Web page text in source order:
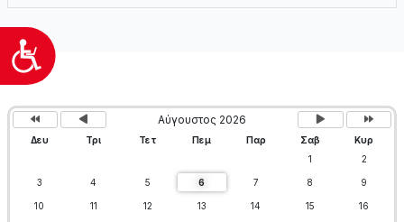
Προσιτότητα
έτος
μήνας
έτος
μήνας
Αύγουστος 2026
Δευ Τρι Τετ Πεμ Παρ Σαβ
Κυρ
1
2
3 4 5 6 7 8 9
10 11 12 13 14 15 16